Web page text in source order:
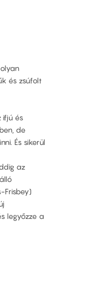
és zsúfolt
ifjú és
de
És sikerül
az
Frisbey)
legyőzze a